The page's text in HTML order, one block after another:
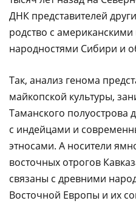
ДНК представителей
родство с
народностями Сибири и
Так, анализ генома
майкопской культуры,
Таманского полуострова
с индейцами и
этносами. А носители
восточных отрогов
связаны с древними
Восточной Европы и их